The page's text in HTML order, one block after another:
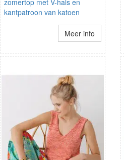
kantpatroon van katoen
Meer info